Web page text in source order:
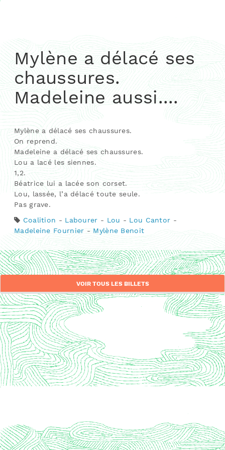
Mylène a délacé ses
chaussures.
Madeleine aussi....
Mylène a délacé ses chaussures.
On reprend.
Madeleine a délacé ses chaussures.
Lou a lacé les siennes.
1,2.
Béatrice lui a lacée son corset.
Lou, lassée, l’a délacé toute seule.
Pas grave.
Coalition - Labourer - Lou - Lou Cantor -
Madeleine Fournier - Mylène Benoit
VOIR TOUS LES BILLETS